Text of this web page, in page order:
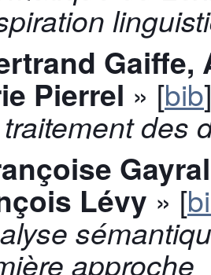
Gaiffe,
Pierrel » [bib
des
Lévy » [
approche